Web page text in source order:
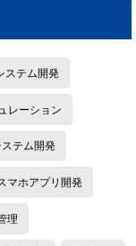
ステム開発
レーション
ステム開発
マホアプリ開発
理